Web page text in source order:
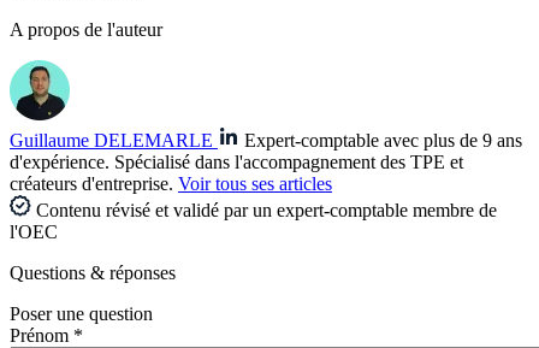
A propos de l'auteur
Guillaume DELEMARLE
Expert-comptable avec plus de 9 ans
d'expérience. Spécialisé dans l'accompagnement des TPE et
créateurs d'entreprise. Voir tous ses articles
Contenu révisé et validé par un expert-comptable membre de
l'OEC
Questions & réponses
Poser une question
Prénom *